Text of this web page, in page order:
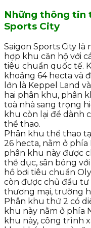
Những thông tin
Sports City
Saigon Sports City
hợp khu căn hộ với
tiêu chuẩn quốc tế.
khoảng 64 hecta và
lớn là Keppel Land
hai phân khu, phân
toà nhà sang trọng
khu còn lại để dành
thể thao.
Phân khu thể thao
26 hecta, nằm ở
phân khu này được
thể dục, sân bóng
hồ bơi tiêu chuẩn
còn được chủ đầu
thương mại, trường
Phân khu thứ 2 có
khu này nằm ở phía
khu này, công trình